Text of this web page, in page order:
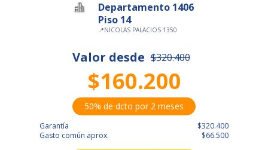
Departamento 1406
Piso 14
📍NICOLAS PALACIOS 1350
Valor desde $320.400
$160.200
50% de dcto por 2 meses
Garantía
Gasto común aprox.
$320.400
$66.500